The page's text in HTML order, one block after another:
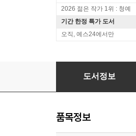
2026 젊은 작가 1위 : 청예
기간 한정 특가 도서
오직, 예스24에서만
밤, 비, 뱀
도서정보
품목정보